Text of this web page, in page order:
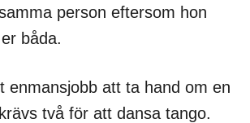
person eftersom hon
båda.
enmansjobb att ta hand om en
två för att dansa tango.